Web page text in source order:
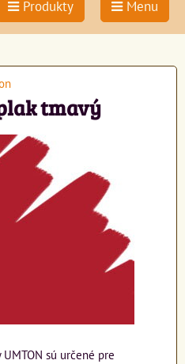
Produkty Menu
tmavý
sú určené pre